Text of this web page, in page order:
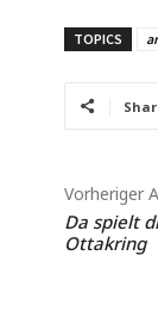
TOPICS
Vorheriger
Da spielt
Ottakring